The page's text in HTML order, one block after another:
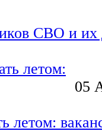
СВО и их
05
летом: